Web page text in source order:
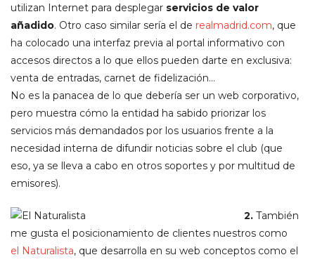
utilizan Internet para desplegar servicios de valor
añadido. Otro caso similar sería el de realmadrid.com, que
ha colocado una interfaz previa al portal informativo con
accesos directos a lo que ellos pueden darte en exclusiva:
venta de entradas, carnet de fidelización…
No es la panacea de lo que debería ser un web corporativo,
pero muestra cómo la entidad ha sabido priorizar los
servicios más demandados por los usuarios frente a la
necesidad interna de difundir noticias sobre el club (que
eso, ya se lleva a cabo en otros soportes y por multitud de
emisores).
2. También
me gusta el posicionamiento de clientes nuestros como
el Naturalista, que desarrolla en su web conceptos como el